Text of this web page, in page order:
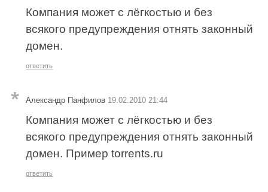
Компания может с лёгкостью и без
всякого предупреждения отнять законный
домен.
ответить
Александр Панфилов 19.02.2010 21:44
Компания может с лёгкостью и без
всякого предупреждения отнять законный
домен. Пример torrents.ru
ответить